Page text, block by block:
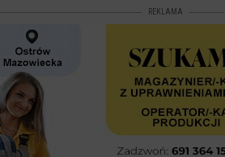
REKLAMA